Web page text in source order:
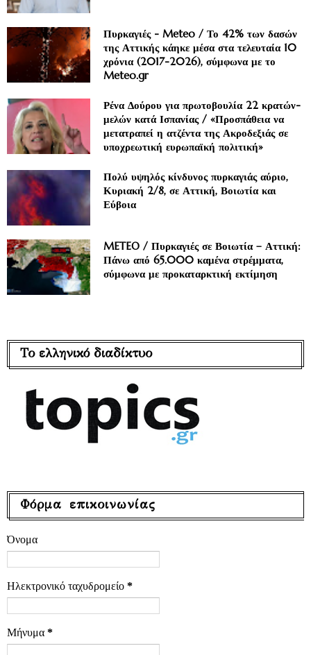
Πυρκαγιές - Meteo / Το 42% των δασών
της Αττικής κάηκε μέσα στα τελευταία 10
χρόνια (2017-2026), σύμφωνα με το
Meteo.gr
Ρένα Δούρου για πρωτοβουλία 22 κρατών-
μελών κατά Ισπανίας / «Προσπάθεια να
μετατραπεί η ατζέντα της Ακροδεξιάς σε
υποχρεωτική ευρωπαϊκή πολιτική»
Πολύ υψηλός κίνδυνος πυρκαγιάς αύριο,
Κυριακή 2/8, σε Αττική, Βοιωτία και
Εύβοια
METEO / Πυρκαγιές σε Βοιωτία – Αττική:
Πάνω από 65.000 καμένα στρέμματα,
σύμφωνα με προκαταρκτική εκτίμηση
Το ελληνικό διαδίκτυο
Φόρμα επικοινωνίας
Όνομα
Ηλεκτρονικό ταχυδρομείο *
Μήνυμα *